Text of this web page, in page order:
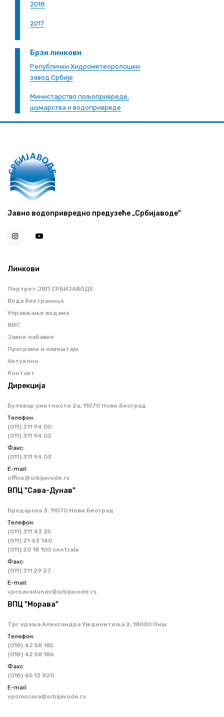
2018
2017
Брзи линкови
Републички Хидрометеоролошки
завод Србије
Министарство пољопривреде,
шумарства и водопривреде
Јавно водопривредно предузеће „Србијаводе"
Линкови
Портрет ЈВП СРБИЈАВОДЕ
Вода без граница
Управљање водама
ВИС
Јавне набавке
Програми и извештаји
Актуелно
Контакт
Дирекција
Булевар уметности 2a, 11070 Нови Београд
Телефон:
(011) 311 94 00
(011) 311 94 02
Факс:
(011) 311 94 03
Е-mail:
office@srbijavode.rs
ВПЦ "Сава-Дунав"
Бродарска 3, 11070 Нови Београд
Телефон:
(011) 311 43 25
(011) 21 43 140
(011) 20 18 100 centrala
Факс:
(011) 311 29 27
Е-mail:
vpcsavadunav@srbijavode.rs
ВПЦ "Морава"
Трг краља Александра Ујединитеља 2, 18000 Ниш
Телефон:
(018) 42 58 185
(018) 42 58 186
Факс:
(018) 45 13 820
Е-mail:
vpcmorava@srbijavode.rs